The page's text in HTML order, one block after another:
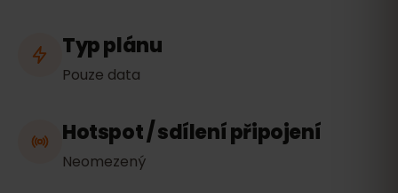
Typ plánu
Pouze data
Hotspot / sdílení připojení
Neomezený